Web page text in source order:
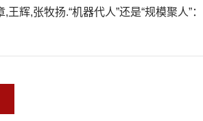
,王辉,张牧扬.“机器代人”还是“规模聚人